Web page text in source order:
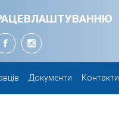
Документи Контакти